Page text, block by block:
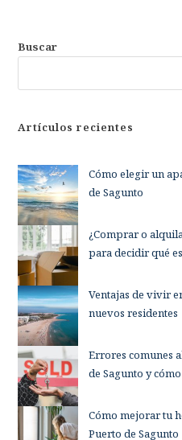
Buscar
Artículos recientes
Cómo elegir un
de Sagunto
¿Comprar o
para decidir qué
Ventajas de vivir
nuevos residentes
Errores comunes
de Sagunto y
Cómo mejorar tu
Puerto de Sagunto